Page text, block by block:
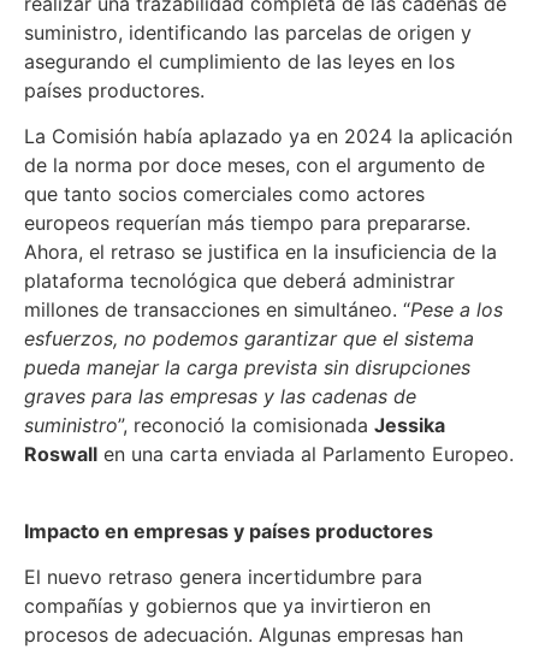
suministro, identificando las parcelas de origen y
asegurando el cumplimiento de las leyes en los
países productores.
La Comisión había aplazado ya en 2024 la aplicación
de la norma por doce meses, con el argumento de
que tanto socios comerciales como actores
europeos requerían más tiempo para prepararse.
Ahora, el retraso se justifica en la insuficiencia de la
plataforma tecnológica que deberá administrar
millones de transacciones en simultáneo. “Pese a los
esfuerzos, no podemos garantizar que el sistema
pueda manejar la carga prevista sin disrupciones
graves para las empresas y las cadenas de
suministro”, reconoció la comisionada Jessika
Roswall en una carta enviada al Parlamento Europeo.
Impacto en empresas y países productores
El nuevo retraso genera incertidumbre para
compañías y gobiernos que ya invirtieron en
procesos de adecuación. Algunas empresas han